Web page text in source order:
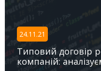
24.11.21
Типовий договір
компаній: